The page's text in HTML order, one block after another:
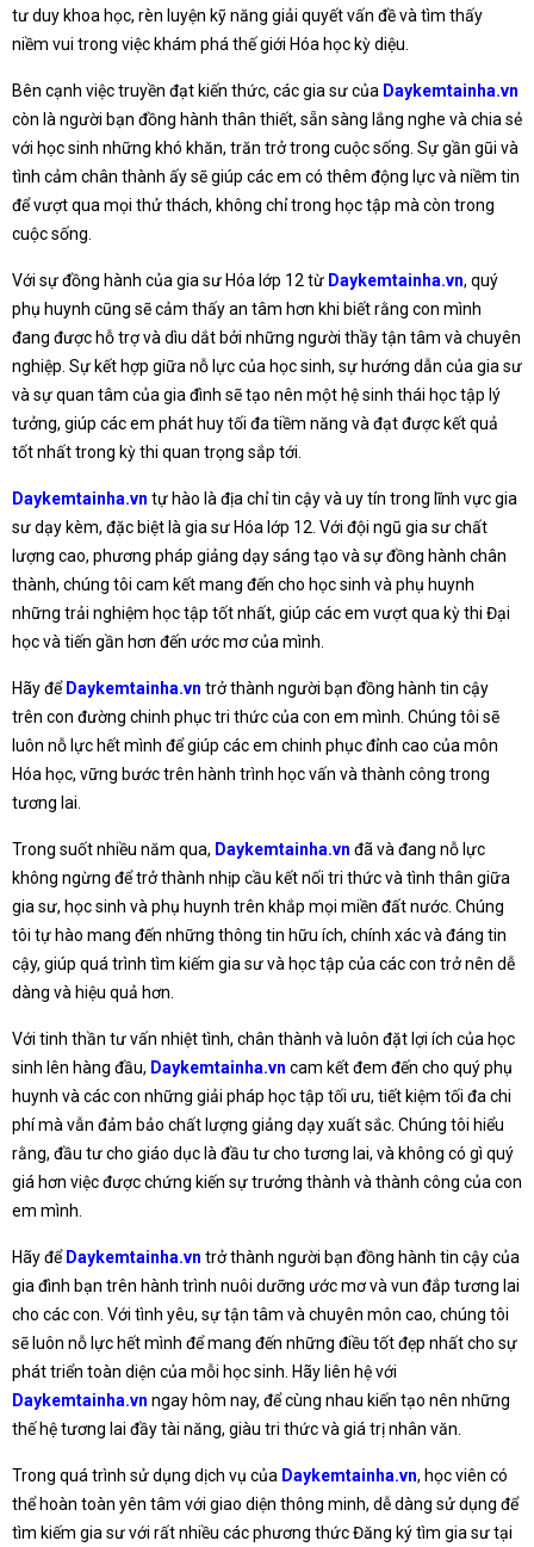
tư duy khoa học, rèn luyện kỹ năng giải quyết vấn đề và tìm thấy
niềm vui trong việc khám phá thế giới Hóa học kỳ diệu.
Bên cạnh việc truyền đạt kiến thức, các gia sư của Daykemtainha.vn
còn là người bạn đồng hành thân thiết, sẵn sàng lắng nghe và chia sẻ
với học sinh những khó khăn, trăn trở trong cuộc sống. Sự gần gũi và
tình cảm chân thành ấy sẽ giúp các em có thêm động lực và niềm tin
để vượt qua mọi thử thách, không chỉ trong học tập mà còn trong
cuộc sống.
Với sự đồng hành của gia sư Hóa lớp 12 từ Daykemtainha.vn, quý
phụ huynh cũng sẽ cảm thấy an tâm hơn khi biết rằng con mình
đang được hỗ trợ và dìu dắt bởi những người thầy tận tâm và chuyên
nghiệp. Sự kết hợp giữa nỗ lực của học sinh, sự hướng dẫn của gia sư
và sự quan tâm của gia đình sẽ tạo nên một hệ sinh thái học tập lý
tưởng, giúp các em phát huy tối đa tiềm năng và đạt được kết quả
tốt nhất trong kỳ thi quan trọng sắp tới.
Daykemtainha.vn tự hào là địa chỉ tin cậy và uy tín trong lĩnh vực gia
sư dạy kèm, đặc biệt là gia sư Hóa lớp 12. Với đội ngũ gia sư chất
lượng cao, phương pháp giảng dạy sáng tạo và sự đồng hành chân
thành, chúng tôi cam kết mang đến cho học sinh và phụ huynh
những trải nghiệm học tập tốt nhất, giúp các em vượt qua kỳ thi Đại
học và tiến gần hơn đến ước mơ của mình.
Hãy để Daykemtainha.vn trở thành người bạn đồng hành tin cậy
trên con đường chinh phục tri thức của con em mình. Chúng tôi sẽ
luôn nỗ lực hết mình để giúp các em chinh phục đỉnh cao của môn
Hóa học, vững bước trên hành trình học vấn và thành công trong
tương lai.
Trong suốt nhiều năm qua, Daykemtainha.vn đã và đang nỗ lực
không ngừng để trở thành nhịp cầu kết nối tri thức và tình thân giữa
gia sư, học sinh và phụ huynh trên khắp mọi miền đất nước. Chúng
tôi tự hào mang đến những thông tin hữu ích, chính xác và đáng tin
cậy, giúp quá trình tìm kiếm gia sư và học tập của các con trở nên dễ
dàng và hiệu quả hơn.
Với tinh thần tư vấn nhiệt tình, chân thành và luôn đặt lợi ích của học
sinh lên hàng đầu, Daykemtainha.vn cam kết đem đến cho quý phụ
huynh và các con những giải pháp học tập tối ưu, tiết kiệm tối đa chi
phí mà vẫn đảm bảo chất lượng giảng dạy xuất sắc. Chúng tôi hiểu
rằng, đầu tư cho giáo dục là đầu tư cho tương lai, và không có gì quý
giá hơn việc được chứng kiến sự trưởng thành và thành công của con
em mình.
Hãy đểDaykemtainha.vn trở thành người bạn đồng hành tin cậy của
gia đình bạn trên hành trình nuôi dưỡng ước mơ và vun đắp tương lai
cho các con. Với tình yêu, sự tận tâm và chuyên môn cao, chúng tôi
sẽ luôn nỗ lực hết mình để mang đến những điều tốt đẹp nhất cho sự
phát triển toàn diện của mỗi học sinh. Hãy liên hệ với
Daykemtainha.vn ngay hôm nay, để cùng nhau kiến tạo nên những
thế hệ tương lai đầy tài năng, giàu tri thức và giá trị nhân văn.
Trong quá trình sử dụng dịch vụ của Daykemtainha.vn, học viên có
thể hoàn toàn yên tâm với giao diện thông minh, dễ dàng sử dụng để
tìm kiếm gia sư với rất nhiều các phương thức Đăng ký tìm gia sư tại